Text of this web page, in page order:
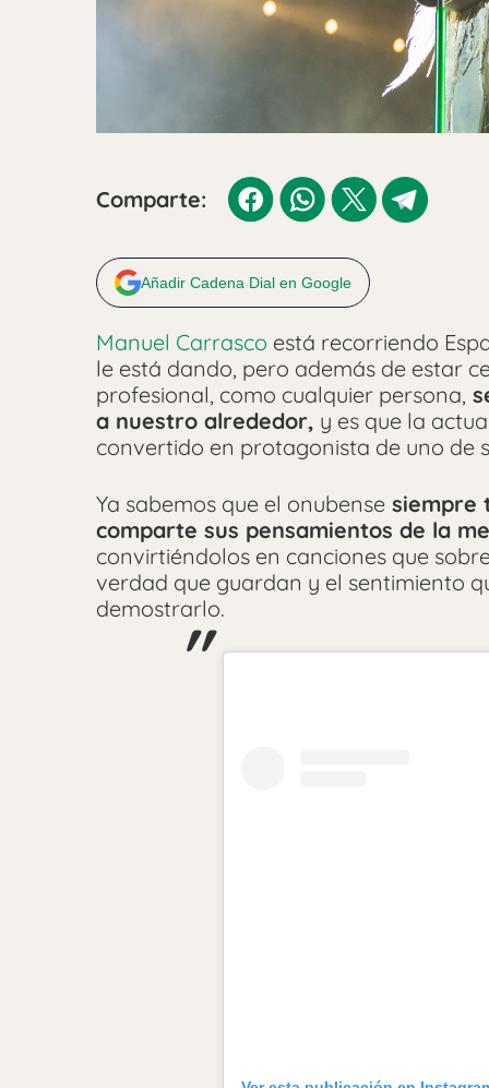
Comparte:
Añadir Cadena Dial en Google
Manuel Carrasco está recorriendo
le está dando, pero además de estar
profesional, como cualquier persona,
a nuestro alrededor, y es que la
convertido en protagonista de uno de
Ya sabemos que el onubense siempre
comparte sus pensamientos de la
convirtiéndolos en canciones que
verdad que guardan y el sentimiento
demostrarlo.